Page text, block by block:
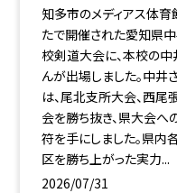
知多市のメディアス体育
たで開催された愛知県
校剣道大会に、本校の中
んが出場しました。中井
は、尾北支所大会、西尾
会を勝ち抜き、県大会へ
符を手にしました。県内
区を勝ち上がった実力...
2026/07/31